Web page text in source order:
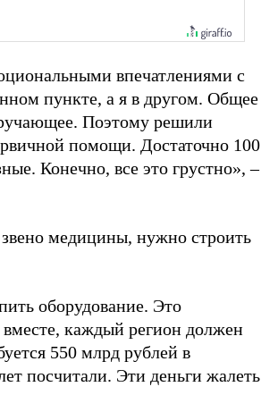
впечатлениями с
пункте, а я в другом. Общее
Поэтому решили
помощи. Достаточно 100
Конечно, все это грустно», –
медицины, нужно строить
оборудование. Это
каждый регион должен
550 млрд рублей в
посчитали. Эти деньги жалеть